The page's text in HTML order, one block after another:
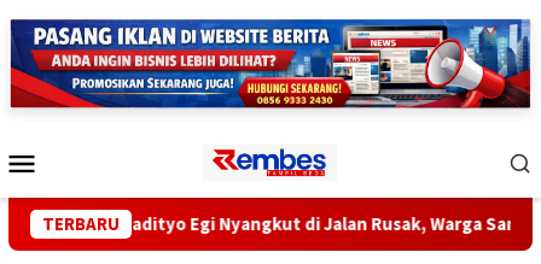
ke
konten
Mobile
TERBARU
Radityo Egi Nyangkut di Jalan Rusak, Warga Sampaikan